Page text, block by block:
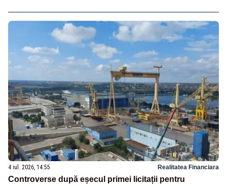
4 iul. 2026, 14:55 Realitatea Financiara
Controverse după eșecul primei licitații pentru